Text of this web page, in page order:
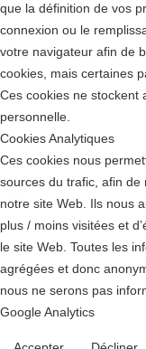
que la définition de vos
connexion ou le
votre navigateur afin de
cookies, mais certaines
Ces cookies ne stockent
personnelle.
Cookies Analytiques
Ces cookies nous
sources du trafic, afin de
notre site Web. Ils nous
plus / moins visitées et
le site Web. Toutes les
agrégées et donc
nous ne serons pas
Google Analytics